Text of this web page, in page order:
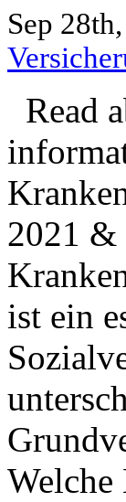
Sep
Read
2021 &
ist ein